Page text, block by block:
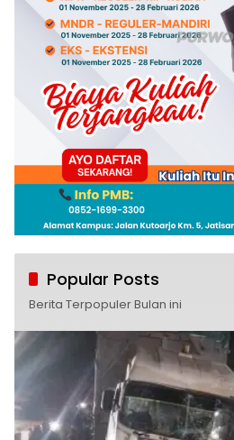
Popular Posts
Berita Terpopuler Bulan ini